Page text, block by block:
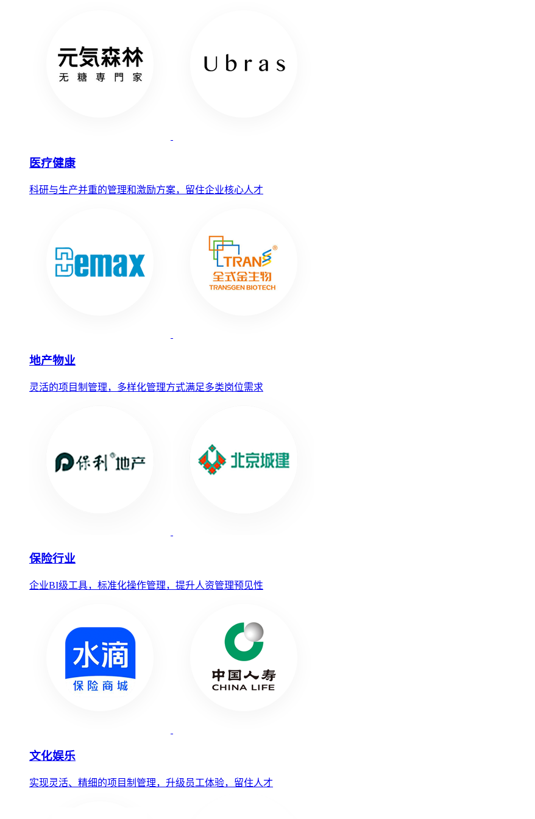
医疗健康
科研与生产并重的管理和激励方案，留住企业核心人才
地产物业
灵活的项目制管理，多样化管理方式满足多类岗位需求
保险行业
企业BI级工具，标准化操作管理，提升人资管理预见性
文化娱乐
实现灵活、精细的项目制管理，升级员工体验，留住人才